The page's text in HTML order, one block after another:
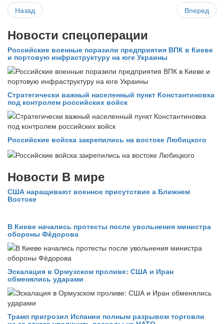
Назад Вперед
Новости спецоперации
Российские военные поразили предприятия ВПК в Киеве
и портовую инфраструктуру на юге Украины
Стратегически важный населенный пункт Константиновка
под контролем российских войск
Российские войска закрепились на востоке Любицкого
Новости В мире
США наращивают военное присутствие а Ближнем
Востоке
В Киеве начались протесты после увольнения министра
обороны Фёдорова
Эскалация в Ормузском проливе: США и Иран
обменялись ударами
Трамп пригрозил Испании полным разрывом торговли